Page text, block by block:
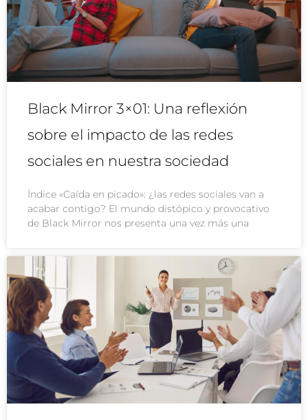
Black Mirror 3×01: Una reflexión
sobre el impacto de las redes
sociales en nuestra sociedad
Índice «Caída en picado»: ¿las redes sociales van a
acabar contigo? El mundo distópico y provocativo
de Black Mirror nos presenta una vez más una